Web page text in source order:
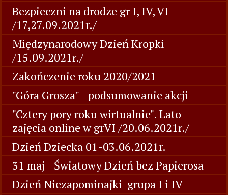
Bezpieczni na drodze gr I, IV, VI
/17,27.09.2021r./
Międzynarodowy Dzień Kropki
/15.09.2021r./
Zakończenie roku 2020/2021
"Góra Grosza" - podsumowanie akcji
"Cztery pory roku wirtualnie". Lato -
zajęcia online w grVI /20.06.2021r./
Dzień Dziecka 01-03.06.2021r.
31 maj - Światowy Dzień bez Papierosa
Dzień Niezapominajki-grupa I i IV